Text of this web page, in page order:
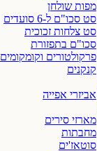
מפות שולחן
סט סכו"ם ל-6 סועדים
סט צלחות זכוכית
סכו"ם בתפזורת
פרקולטורים וקומקומים
קנקנים
אביזרי אפייה
מארזי סירים
מחבתות
סוטאז'ים